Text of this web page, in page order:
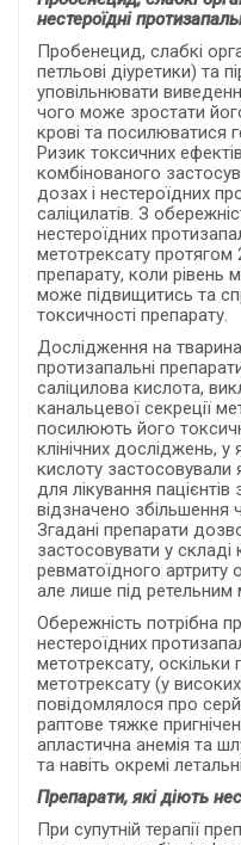
нестероїдні
Пробенецид, слабкі
петльові діуретики) та
уповільнювати
чого може зростати
крові та посилюватися
Ризик токсичних
комбінованого
дозах і нестероїдних
саліцилатів. З
нестероїдних
метотрексату протягом
препарату, коли рівень
може підвищитись та
токсичності препарату.
Дослідження на
протизапальні
саліцилова кислота,
канальцевої секреції
посилюють його
клінічних досліджень,
кислоту застосовували
для лікування
відзначено збільшення
Згадані препарати
застосовувати у складі
ревматоїдного
але лише під
Обережність потрібна
нестероїдних
метотрексату,
метотрексату (у
повідомлялося про
раптове тяжке
апластична анемія та
та навіть окремі
Препарати, які діють
При супутній терапії